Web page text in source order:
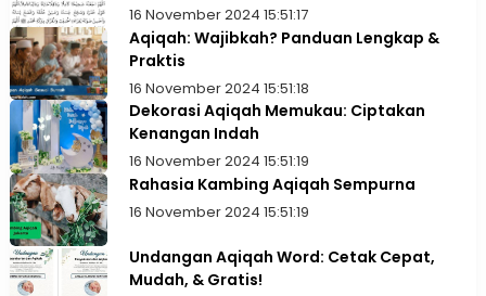
16 November 2024 15:51:17
Aqiqah: Wajibkah? Panduan Lengkap &
Praktis
16 November 2024 15:51:18
Dekorasi Aqiqah Memukau: Ciptakan
Kenangan Indah
16 November 2024 15:51:19
Rahasia Kambing Aqiqah Sempurna
16 November 2024 15:51:19
Undangan Aqiqah Word: Cetak Cepat,
Mudah, & Gratis!